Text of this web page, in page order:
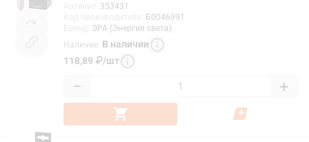
353431
Б0046991
ЭРА (Энергия света)
Наличие: В наличии
118,89 ₽/шт
− +